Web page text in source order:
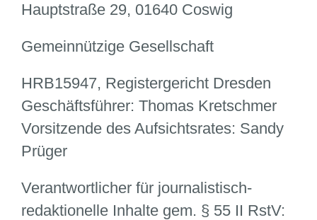
Hauptstraße 29, 01640 Coswig
Gemeinnützige Gesellschaft
HRB15947, Registergericht Dresden
Geschäftsführer: Thomas Kretschmer
Vorsitzende des Aufsichtsrates: Sandy
Prüger
Verantwortlicher für journalistisch-
redaktionelle Inhalte gem. § 55 II RstV: